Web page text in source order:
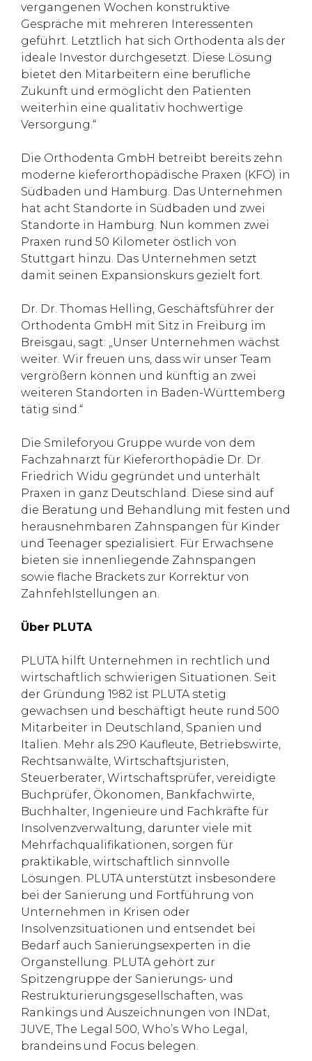
vergangenen Wochen konstruktive
Gespräche mit mehreren Interessenten
geführt. Letztlich hat sich Orthodenta als der
ideale Investor durchgesetzt. Diese Lösung
bietet den Mitarbeitern eine berufliche
Zukunft und ermöglicht den Patienten
weiterhin eine qualitativ hochwertige
Versorgung.“
Die Orthodenta GmbH betreibt bereits zehn
moderne kieferorthopädische Praxen (KFO) in
Südbaden und Hamburg. Das Unternehmen
hat acht Standorte in Südbaden und zwei
Standorte in Hamburg. Nun kommen zwei
Praxen rund 50 Kilometer östlich von
Stuttgart hinzu. Das Unternehmen setzt
damit seinen Expansionskurs gezielt fort.
Dr. Dr. Thomas Helling, Geschäftsführer der
Orthodenta GmbH mit Sitz in Freiburg im
Breisgau, sagt: „Unser Unternehmen wächst
weiter. Wir freuen uns, dass wir unser Team
vergrößern können und künftig an zwei
weiteren Standorten in Baden-Württemberg
tätig sind.“
Die Smileforyou Gruppe wurde von dem
Fachzahnarzt für Kieferorthopädie Dr. Dr.
Friedrich Widu gegründet und unterhält
Praxen in ganz Deutschland. Diese sind auf
die Beratung und Behandlung mit festen und
herausnehmbaren Zahnspangen für Kinder
und Teenager spezialisiert. Für Erwachsene
bieten sie innenliegende Zahnspangen
sowie flache Brackets zur Korrektur von
Zahnfehlstellungen an.
Über PLUTA
PLUTA hilft Unternehmen in rechtlich und
wirtschaftlich schwierigen Situationen. Seit
der Gründung 1982 ist PLUTA stetig
gewachsen und beschäftigt heute rund 500
Mitarbeiter in Deutschland, Spanien und
Italien. Mehr als 290 Kaufleute, Betriebswirte,
Rechtsanwälte, Wirtschaftsjuristen,
Steuerberater, Wirtschaftsprüfer, vereidigte
Buchprüfer, Ökonomen, Bankfachwirte,
Buchhalter, Ingenieure und Fachkräfte für
Insolvenzverwaltung, darunter viele mit
Mehrfachqualifikationen, sorgen für
praktikable, wirtschaftlich sinnvolle
Lösungen. PLUTA unterstützt insbesondere
bei der Sanierung und Fortführung von
Unternehmen in Krisen oder
Insolvenzsituationen und entsendet bei
Bedarf auch Sanierungsexperten in die
Organstellung. PLUTA gehört zur
Spitzengruppe der Sanierungs- und
Restrukturierungsgesellschaften, was
Rankings und Auszeichnungen von INDat,
JUVE, The Legal 500, Who’s Who Legal,
brandeins und Focus belegen.